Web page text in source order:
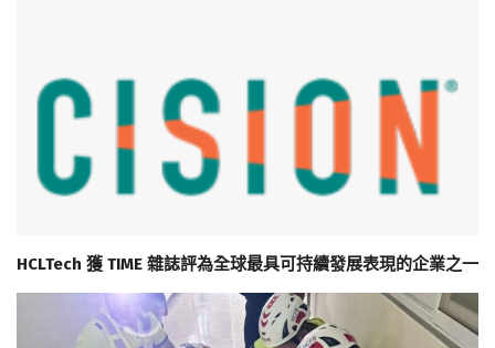
HCLTech 獲 TIME 雜誌評為全球最具可持續發展表現的企業之一